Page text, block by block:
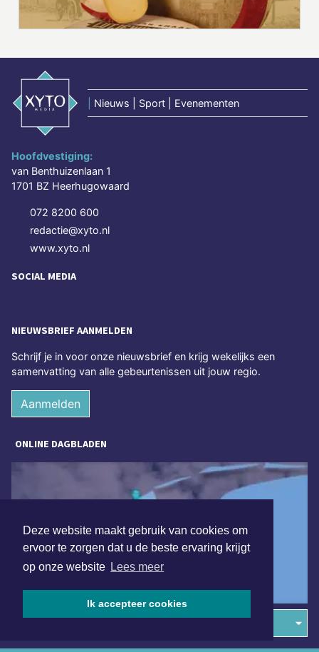
Deze website maakt gebruik van cookies om
ervoor te zorgen dat u de beste ervaring krijgt
op onze website Lees meer
Ik accepteer cookies
Nieuws | Sport | Evenementen
Hoofdvestiging:
van Benthuizenlaan 1
1701 BZ Heerhugowaard
072 8200 600
redactie@xyto.nl
www.xyto.nl
SOCIAL MEDIA
NIEUWSBRIEF AANMELDEN
Schrijf je in voor onze nieuwsbrief en krijg wekelijks een
samenvatting van alle gebeurtenissen uit jouw regio.
Aanmelden
ONLINE DAGBLADEN